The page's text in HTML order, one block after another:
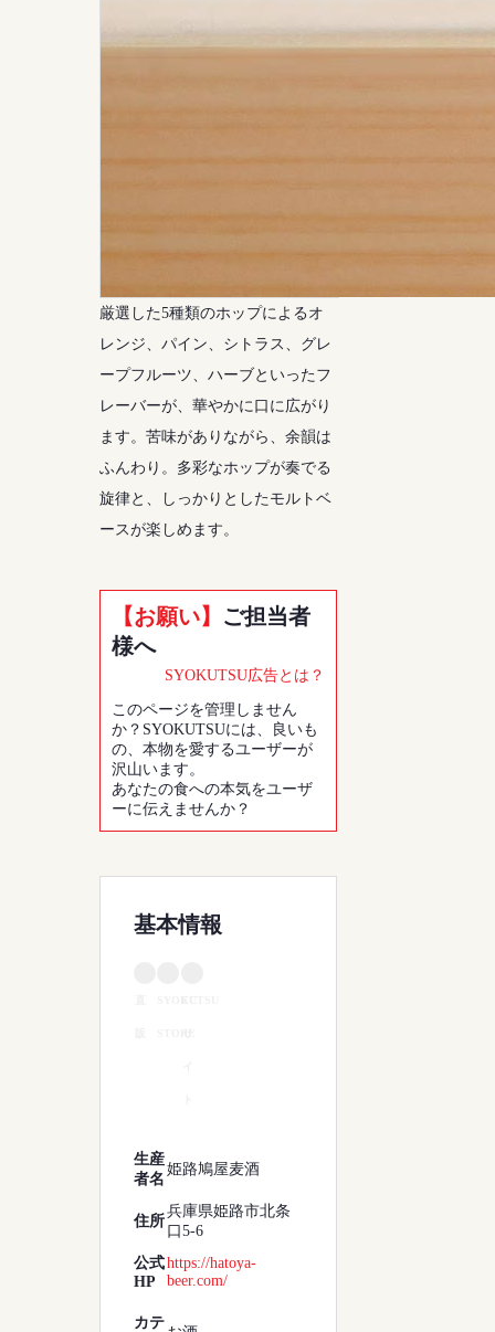
厳選した5種類のホップによるオ
レンジ、パイン、シトラス、グレ
ープフルーツ、ハーブといったフ
レーバーが、華やかに口に広がり
ます。苦味がありながら、余韻は
ふんわり。多彩なホップが奏でる
旋律と、しっかりとしたモルトベ
ースが楽しめます。
【お願い】
ご担当者
様へ
SYOKUTSU広告とは？
このページを管理しません
か？SYOKUTSUには、良いも
の、本物を愛するユーザーが
沢山います。
あなたの食への本気をユーザ
ーに伝えませんか？
基本情報
生産
者名
姫路鳩屋麦酒
住所
兵庫県姫路市北条
口5-6
公式
HP
https://hatoya-
beer.com/
カテ